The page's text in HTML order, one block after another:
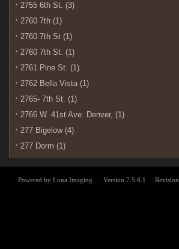
2755 6th St. (3)
2760 7th (1)
2760 7th St (1)
2760 7th St. (1)
2761 Pine St. (1)
2762 Bella Vista (1)
2765- 7th St. (1)
2766 W. 41st Ave. Denver, (1)
277 Bigelow (4)
277 Dorm (1)